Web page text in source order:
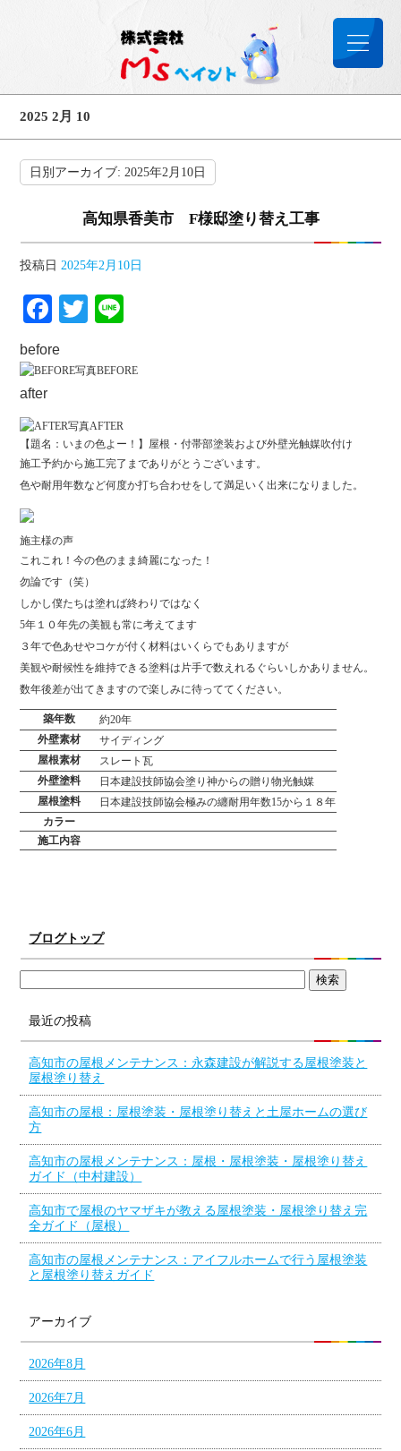
2025 2月 10
日別アーカイブ:2025年2月10日
高知県香美市 F様邸塗り替え工事
投稿日 2025年2月10日
Facebook
Twitter
before
BEFORE
after
AFTER
【題名：いまの色よー！】屋根・付帯部塗装および外壁光触媒吹付け
施工予約から施工完了までありがとうございます。
色や耐用年数など何度か打ち合わせをして満足いく出来になりました。
施主様の声
これこれ！今の色のまま綺麗になった！
勿論です（笑）
しかし僕たちは塗れば終わりではなく
5年１０年先の美観も常に考えてます
３年で色あせやコケが付く材料はいくらでもありますが
美観や耐候性を維持できる塗料は片手で数えれるぐらいしかありません。
数年後差が出てきますので楽しみに待っててください。
築年数
約20年
外壁素材
サイディング
屋根素材
スレート瓦
外壁塗料
日本建設技師協会塗り神からの贈り物光触媒
屋根塗料
日本建設技師協会極みの纏耐用年数15から１８年
カラー
施工内容
ブログトップ
最近の投稿
高知市の屋根メンテナンス：永森建設が解説する屋根塗装と
屋根塗り替え
高知市の屋根：屋根塗装・屋根塗り替えと土屋ホームの選び
方
高知市の屋根メンテナンス：屋根・屋根塗装・屋根塗り替え
ガイド（中村建設）
高知市で屋根のヤマザキが教える屋根塗装・屋根塗り替え完
全ガイド（屋根）
高知市の屋根メンテナンス：アイフルホームで行う屋根塗装
と屋根塗り替えガイド
アーカイブ
2026年8月
2026年7月
2026年6月